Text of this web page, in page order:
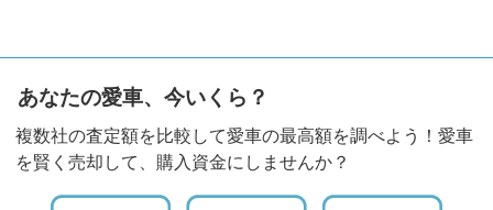
あなたの愛車、今いくら？
複数社の査定額を比較して愛車の最高額を調べよう！愛車
を賢く売却して、購入資金にしませんか？